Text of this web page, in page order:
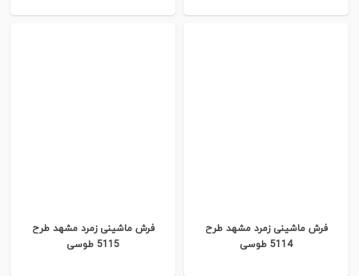
فرش ماشینی زمرد مشهد طرح
5114 طوسی
فرش ماشینی زمرد مشهد طرح
5115 طوسی